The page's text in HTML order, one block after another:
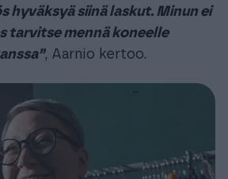
hyväksyä siinä laskut. Minun ei
tarvitse mennä koneelle
, Aarnio kertoo.